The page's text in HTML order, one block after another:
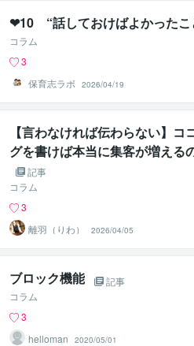
❤︎10 “話しておけばよかったこ
コラム
3
保育志ラボ
2026/04/19
【言わなければ伝わらない】コ
グを書けば本当に集客が増える
目】記事
コラム
3
離羽（りわ）
2026/04/05
ブロック機能
記事
コラム
3
helloman
2020/05/01